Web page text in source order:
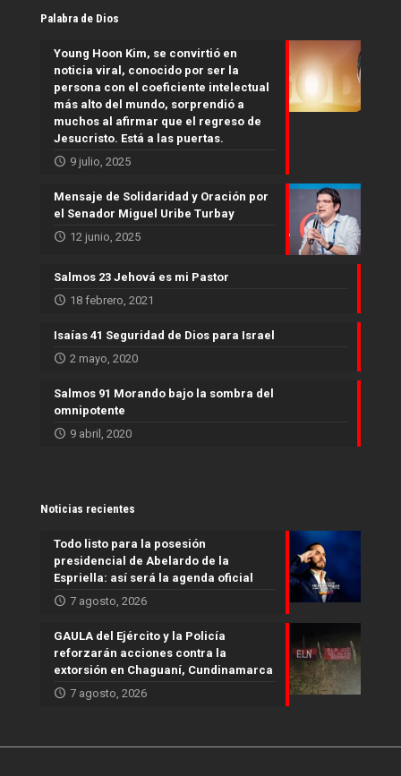
Palabra de Dios
Young Hoon Kim, se convirtió en
noticia viral, conocido por ser la
persona con el coeficiente intelectual
más alto del mundo, sorprendió a
muchos al afirmar que el regreso de
Jesucristo. Está a las puertas.
9 julio, 2025
Mensaje de Solidaridad y Oración por
el Senador Miguel Uribe Turbay
12 junio, 2025
Salmos 23 Jehová es mi Pastor
18 febrero, 2021
Isaías 41 Seguridad de Dios para Israel
2 mayo, 2020
Salmos 91 Morando bajo la sombra del
omnipotente
9 abril, 2020
Noticias recientes
Todo listo para la posesión
presidencial de Abelardo de la
Espriella: así será la agenda oficial
7 agosto, 2026
GAULA del Ejército y la Policía
reforzarán acciones contra la
extorsión en Chaguaní, Cundinamarca
7 agosto, 2026